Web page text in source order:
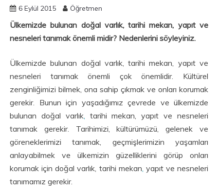
6 Eylül 2015 Öğretmen
Ülkemizde bulunan doğal varlık, tarihi mekan, yapıt ve
nesneleri tanımak önemli midir? Nedenlerini söyleyiniz.
Ülkemizde bulunan doğal varlık, tarihi mekan, yapıt ve
nesneleri tanımak önemli çok önemlidir. Kültürel
zenginliğimizi bilmek, ona sahip çıkmak ve onları korumak
gerekir. Bunun için yaşadığımız çevrede ve ülkemizde
bulunan doğal varlık, tarihi mekan, yapıt ve nesneleri
tanımak gerekir. Tarihimizi, kültürümüzü, gelenek ve
göreneklerimizi tanımak, geçmişlerimizin yaşamları
anlayabilmek ve ülkemizin güzelliklerini görüp onları
korumak için doğal varlık, tarihi mekan, yapıt ve nesneleri
tanımamız gerekir.